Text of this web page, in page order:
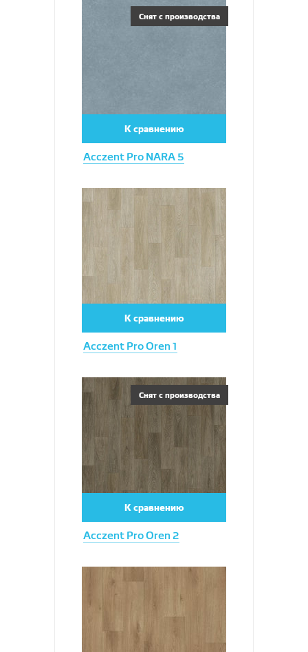
Acczent Pro NARA 5
Снят с производства
К сравнению
Acczent Pro Oren 1
К сравнению
Acczent Pro Oren 2
Снят с производства
К сравнению